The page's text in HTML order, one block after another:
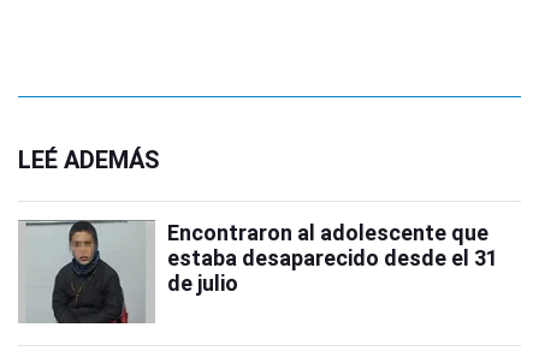
LEÉ ADEMÁS
Encontraron al adolescente que
estaba desaparecido desde el 31
de julio